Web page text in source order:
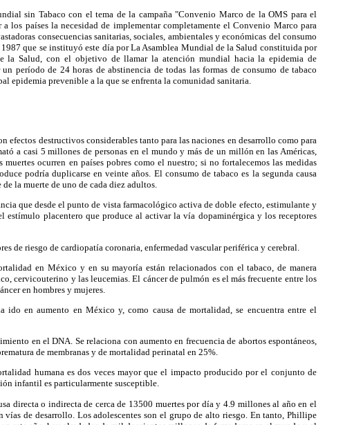
sin Tabaco con el tema de la campaña "Convenio Marco de la OMS para el
los países la necesidad de implementar completamente el Convenio Marco para
consecuencias sanitarias, sociales, ambientales y económicas del consumo
que se instituyó este día por La Asamblea Mundial de la Salud constituida por
la Salud, con el objetivo de llamar la atención mundial hacia la epidemia de
período de 24 horas de abstinencia de todas las formas de consumo de tabaco
epidemia prevenible a la que se enfrenta la comunidad sanitaria.
efectos destructivos considerables tanto para las naciones en desarrollo como para
a casi 5 millones de personas en el mundo y más de un millón en las Américas,
muertes ocurren en países pobres como el nuestro; si no fortalecemos las medidas
podría duplicarse en veinte años. El consumo de tabaco es la segunda causa
la muerte de uno de cada diez adultos.
que desde el punto de vista farmacológico activa de doble efecto, estimulante y
estímulo placentero que produce al activar la vía dopaminérgica y los receptores
de riesgo de cardiopatía coronaria, enfermedad vascular periférica y cerebral.
en México y en su mayoría están relacionados con el tabaco, de manera
cervicouterino y las leucemias. El cáncer de pulmón es el más frecuente entre los
en hombres y mujeres.
ido en aumento en México y, como causa de mortalidad, se encuentra entre el
en el DNA. Se relaciona con aumento en frecuencia de abortos espontáneos,
de membranas y de mortalidad perinatal en 25%.
humana es dos veces mayor que el impacto producido por el conjunto de
infantil es particularmente susceptible.
directa o indirecta de cerca de 13500 muertes por día y 4.9 millones al año en el
vías de desarrollo. Los adolescentes son el grupo de alto riesgo. En tanto, Phillipe